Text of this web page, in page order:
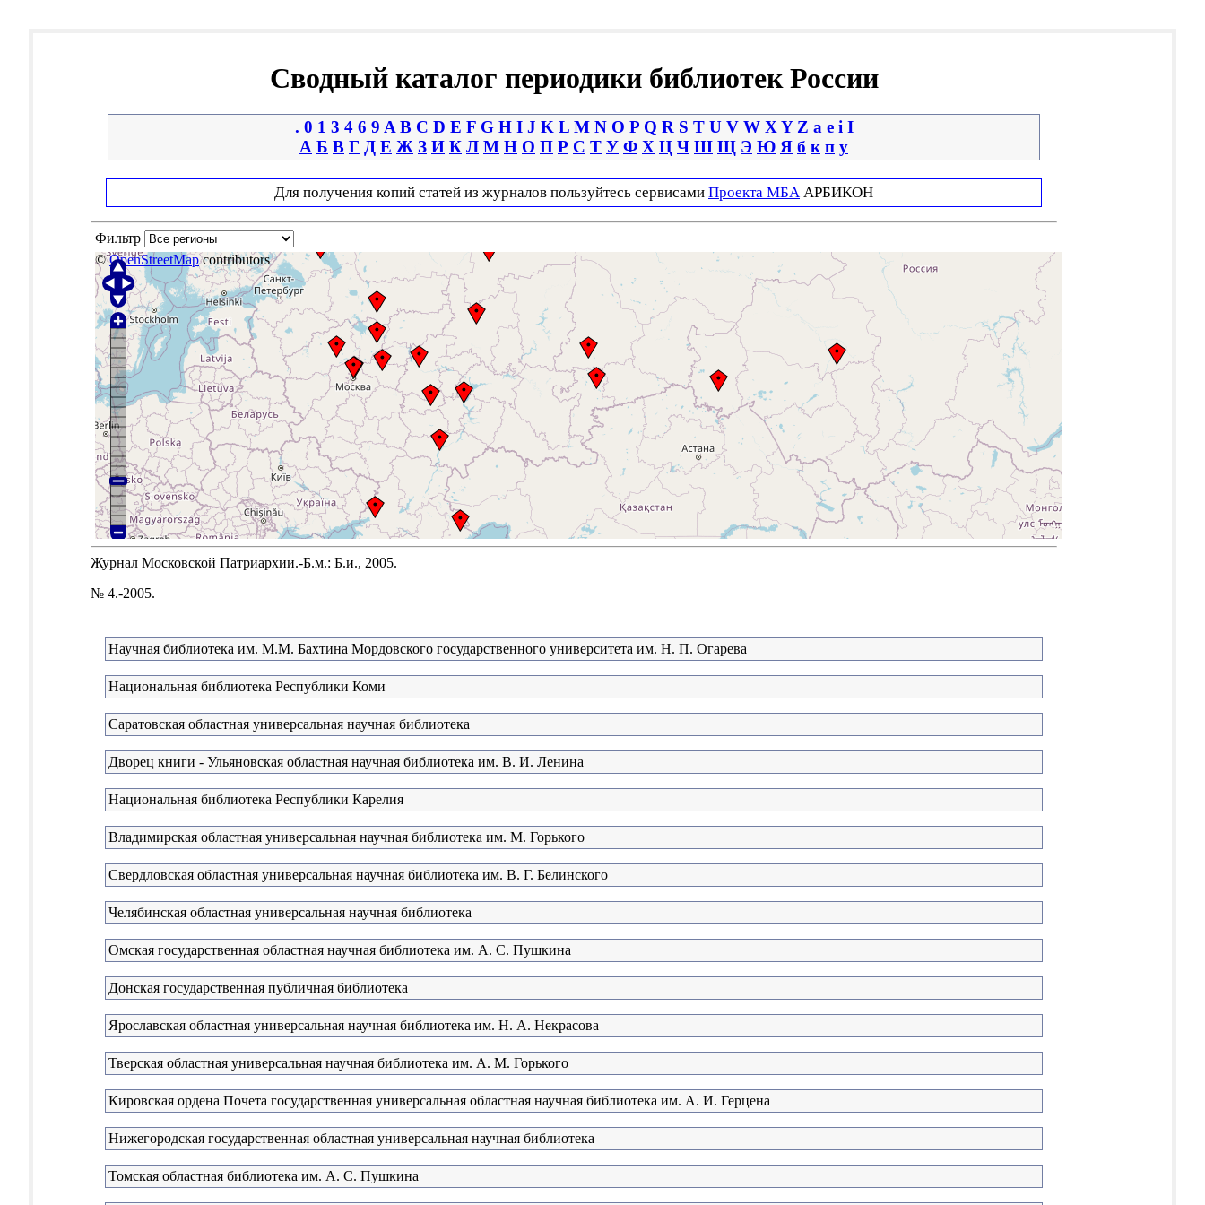
Сводный каталог периодики библиотек России
. 0 1 3 4 6 9 A B C D E F G H I J K L M N O P Q R S T U V W X Y Z a e i І
А Б В Г Д Е Ж З И К Л М Н О П Р С Т У Ф Х Ц Ч Ш Щ Э Ю Я б к п у
Для получения копий статей из журналов пользуйтесь сервисами Проекта МБА АРБИКОН
Фильтр
©OpenStreetMapcontributors
Журнал Московской Патриархии.-Б.м.: Б.и., 2005.
№ 4.-2005.
Научная библиотека им. М.М. Бахтина Мордовского государственного университета им. Н. П. Огарева
Национальная библиотека Республики Коми
Саратовская областная универсальная научная библиотека
Дворец книги - Ульяновская областная научная библиотека им. В. И. Ленина
Национальная библиотека Республики Карелия
Владимирская областная универсальная научная библиотека им. М. Горького
Свердловская областная универсальная научная библиотека им. В. Г. Белинского
Челябинская областная универсальная научная библиотека
Омская государственная областная научная библиотека им. А. С. Пушкина
Донская государственная публичная библиотека
Ярославская областная универсальная научная библиотека им. Н. А. Некрасова
Тверская областная универсальная научная библиотека им. А. М. Горького
Кировская ордена Почета государственная универсальная областная научная библиотека им. А. И. Герцена
Нижегородская государственная областная универсальная научная библиотека
Томская областная библиотека им. А. С. Пушкина